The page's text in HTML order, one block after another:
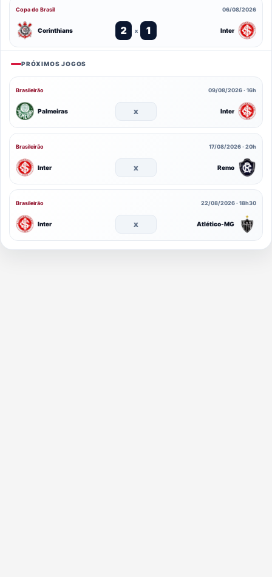
Copa do Brasil 06/08/2026
Corinthians 2 x 1 Inter
PRÓXIMOS JOGOS
Brasileirão 09/08/2026 · 16h
Palmeiras x Inter
Brasileirão 17/08/2026 · 20h
Inter x Remo
Brasileirão 22/08/2026 · 18h30
Inter x Atlético-MG